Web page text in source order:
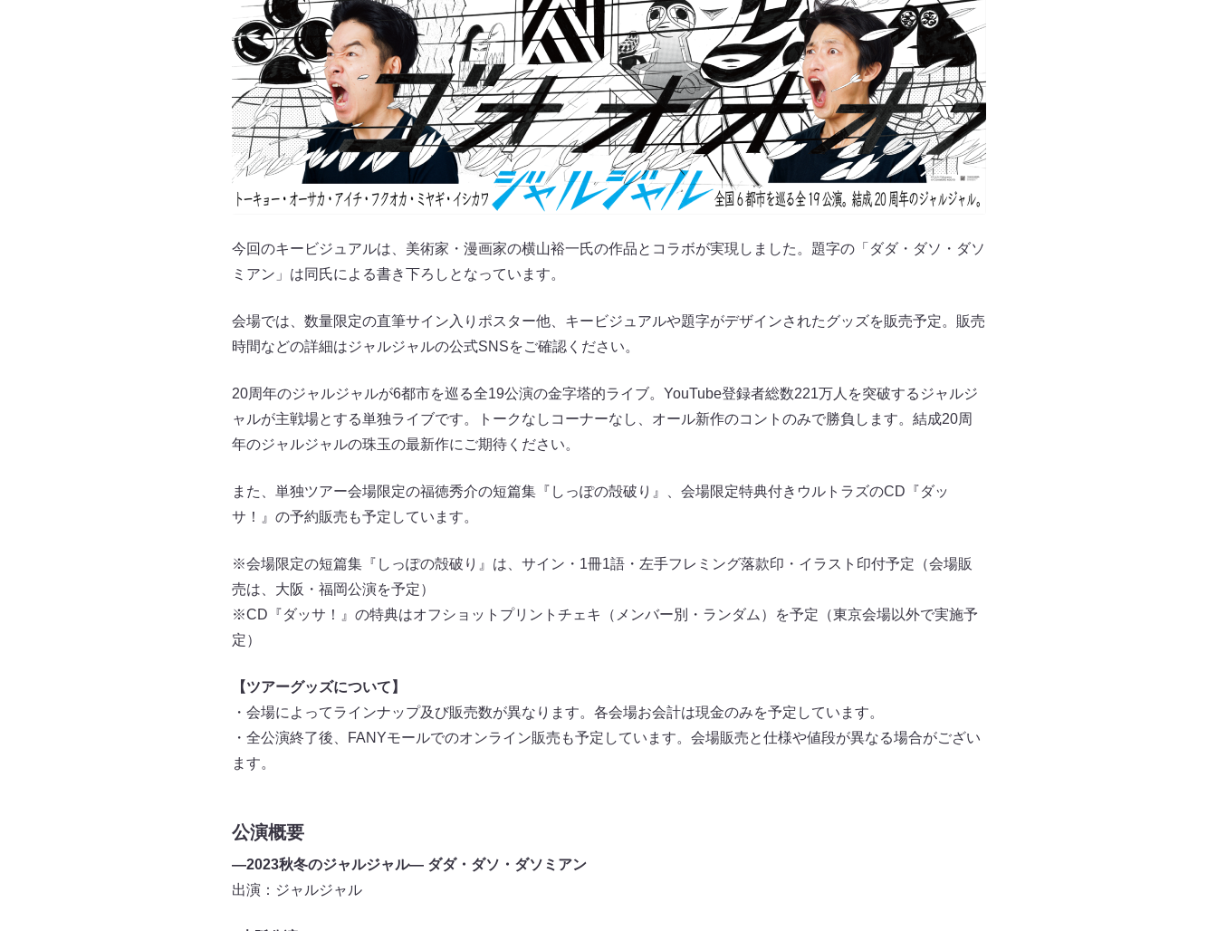
今回のキービジュアルは、美術家・漫画家の横山裕一氏の作品とコラボが実現しました。題字の「ダダ・ダソ・ダソ
ミアン」は同氏による書き下ろしとなっています。
会場では、数量限定の直筆サイン入りポスター他、キービジュアルや題字がデザインされたグッズを販売予定。販売
時間などの詳細はジャルジャルの公式SNSをご確認ください。
20周年のジャルジャルが6都市を巡る全19公演の金字塔的ライブ。YouTube登録者総数221万人を突破するジャルジ
ャルが主戦場とする単独ライブです。トークなしコーナーなし、オール新作のコントのみで勝負します。結成20周
年のジャルジャルの珠玉の最新作にご期待ください。
また、単独ツアー会場限定の福徳秀介の短篇集『しっぽの殻破り』、会場限定特典付きウルトラズのCD『ダッ
サ！』の予約販売も予定しています。
※会場限定の短篇集『しっぽの殻破り』は、サイン・1冊1語・左手フレミング落款印・イラスト印付予定（会場販
売は、大阪・福岡公演を予定）
※CD『ダッサ！』の特典はオフショットプリントチェキ（メンバー別・ランダム）を予定（東京会場以外で実施予
定）
【ツアーグッズについて】
・会場によってラインナップ及び販売数が異なります。各会場お会計は現金のみを予定しています。
・全公演終了後、FANYモールでのオンライン販売も予定しています。会場販売と仕様や値段が異なる場合がござい
ます。
公演概要
―2023秋冬のジャルジャル― ダダ・ダソ・ダソミアン
出演：ジャルジャル